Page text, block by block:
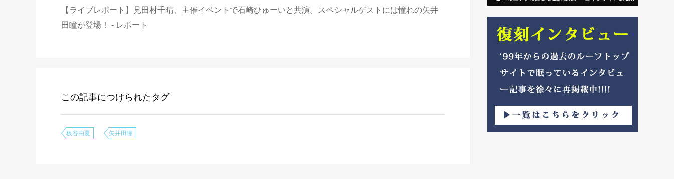
【ライブレポート】見田村千晴、主催イベントで石崎ひゅーいと共演。スペシャルゲストには憧れの矢井
田瞳が登場！ - レポート
この記事につけられたタグ
板谷由夏 矢井田瞳